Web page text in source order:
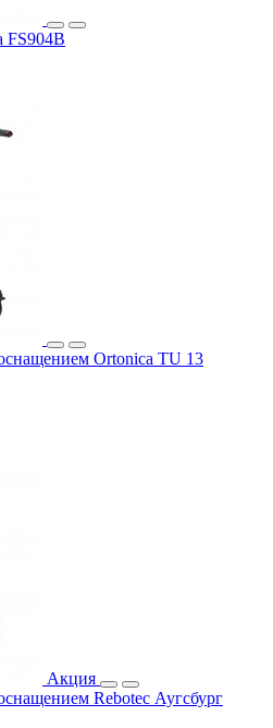
FS904B
Ortonica TU 13
Акция
Rebotec Аугсбург